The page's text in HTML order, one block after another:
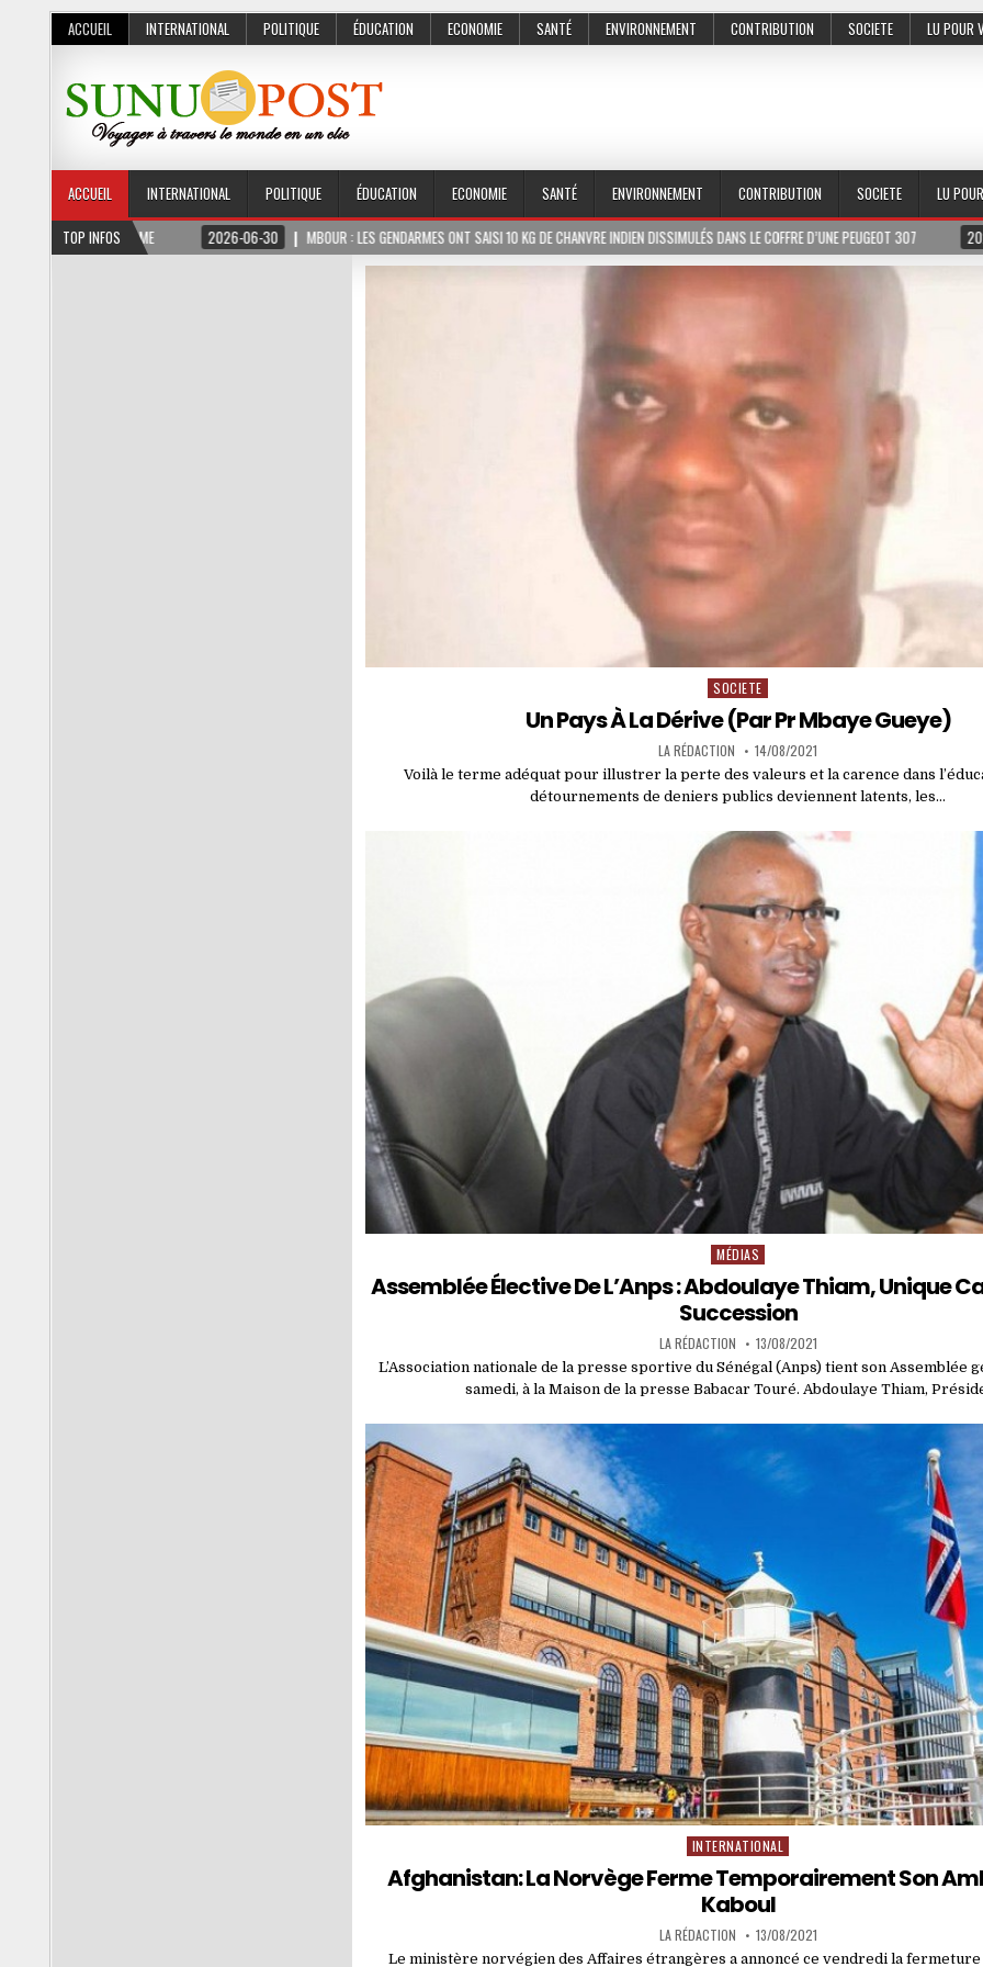
ACCUEIL INTERNATIONAL POLITIQUE ÉDUCATION ECONOMIE SANTÉ ENVIRONNEMENT CONTRIBUTION SOCIETE LU POUR
ACCUEIL INTERNATIONAL POLITIQUE ÉDUCATION ECONOMIE SANTÉ ENVIRONNEMENT CONTRIBUTION SOCIETE
LU
TOP INFOS
2026-06-30 MBOUR : LES GENDARMES ONT SAISI 10 KG DE CHANVRE INDIEN DISSIMULÉS DANS LE COFFRE D’UNE PEUGEOT 307 2026-07-01 LE PR MEISSA
Posted
SOCIETE
Un Pays À La Dérive (Par Pr Mbaye Gueye)
LA RÉDACTION 14/08/2021
Voilà le terme adéquat pour illustrer la perte des valeurs et la carence dans
détournements de deniers publics deviennent latents, les…
Posted
in
MÉDIAS
Assemblée Élective De L’Anps : Abdoulaye Thiam, Unique
Succession
LA RÉDACTION 13/08/2021
L’Association nationale de la presse sportive du Sénégal (Anps) tient son Assemblée
samedi, à la Maison de la presse Babacar Touré. Abdoulaye Thiam,
Posted
INTERNATIONAL
Afghanistan: La Norvège Ferme Temporairement Son
Kaboul
LA RÉDACTION 13/08/2021
Le ministère norvégien des Affaires étrangères a annoncé ce vendredi la